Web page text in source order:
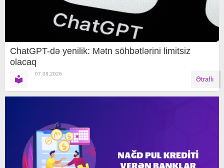
ChatGPT-də yenilik: Mətn söhbətlərini limitsiz
olacaq
07.08.2026
Ətraflı